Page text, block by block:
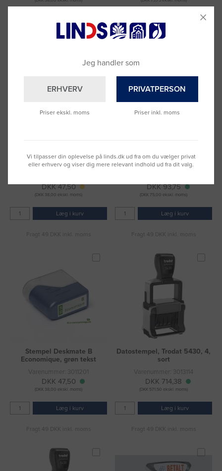
Fragt 49 DKK inkl. moms Fragt 49 DKK inkl. moms
Stempel Deskmate Udkast rød
tekst
DKK 47,50
(DKK 38,00 ekskl. moms)
Læg i kurv
Fragt 49 DKK inkl. moms
Stempel Imprint 11 Kopi rød
tekst
DKK 93,75
(DKK 75,00 ekskl. moms)
Læg i kurv
Fragt 49 DKK inkl. moms
Stempel Deskmate B
Economique, grøn tekst
Varenummer: 3011201
DKK 47,50
(DKK 38,00 ekskl. moms)
Læg i kurv
Fragt 49 DKK inkl. moms
Datostempel, Trodat 5430, 4,
sort
Varenummer: 3013114
DKK 714,38
(DKK 571,50 ekskl. moms)
Læg i kurv
Fragt 49 DKK inkl. moms
Jeg handler som
ERHVERV
Priser ekskl. moms
PRIVATPERSON
Priser inkl. moms
Vi tilpasser din oplevelse på linds.dk ud fra om du vælger privat
eller erhverv og viser dig mere relevant indhold ud fra dit valg.